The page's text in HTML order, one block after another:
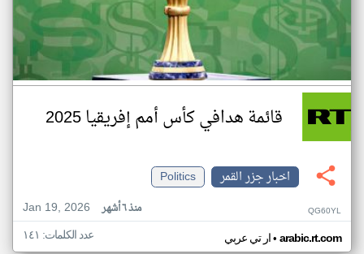
قائمة هدافي كأس أمم إفريقيا 2025
اخبار جزر القمر
Politics
Jan 19, 2026
منذ ٦ أشهر QG60YL
ار تي عربي• arabic.rt.com عدد الكلمات: ١٤١